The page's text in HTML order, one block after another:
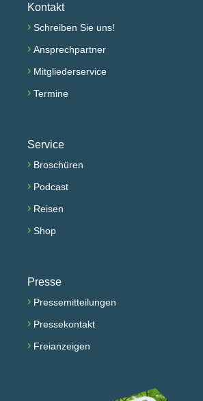
Kontakt
› Schreiben Sie uns!
› Ansprechpartner
› Mitgliederservice
› Termine
Service
› Broschüren
› Podcast
› Reisen
› Shop
Presse
› Pressemitteilungen
› Pressekontakt
› Freianzeigen